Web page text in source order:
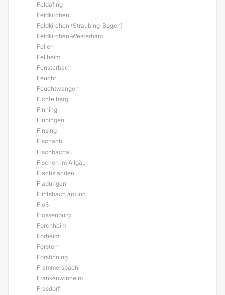
Feldafing
Feldkirchen
Feldkirchen (Straubing-Bogen)
Feldkirchen-Westerham
Fellen
Fellheim
Fensterbach
Feucht
Feuchtwangen
Fichtelberg
Finning
Finningen
Finsing
Fischach
Fischbachau
Fischen im Allgäu
Flachslanden
Fladungen
Flintsbach am Inn
Floß
Flossenbürg
Forchheim
Forheim
Forstern
Forstinning
Frammersbach
Frankenwinheim
Frasdorf